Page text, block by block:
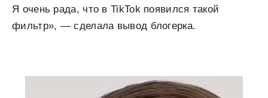
Я очень рада, что в TikTok появился такой
фильтр», — сделала вывод блогерка.